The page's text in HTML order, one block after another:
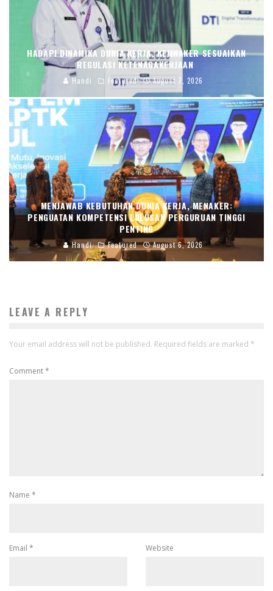
HADAPI DINAMIKA DUNIA KERJA, KEMNAKER SESUAIKAN
REGULASI KETENAGAKERJAAN
Handi Featured August 7, 2026
MENJAWAB KEBUTUHAN DUNIA KERJA, MENAKER:
PENGUATAN KOMPETENSI LULUSAN PERGURUAN TINGGI
PENTING
Handi Featured August 6, 2026
LEAVE A REPLY
Your email address will not be published. Required fields are marked *
Comment*
Name *
Email * Website